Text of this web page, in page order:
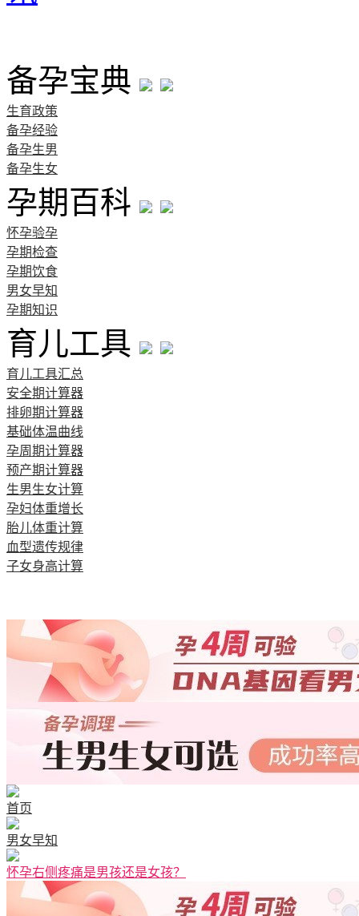
备孕宝典
生育政策
备孕经验
备孕生男
备孕生女
孕期百科
怀孕验孕
孕期检查
孕期饮食
男女早知
孕期知识
育儿工具
育儿工具汇总
安全期计算器
排卵期计算器
基础体温曲线
孕周期计算器
预产期计算器
生男生女计算
孕妇体重增长
胎儿体重计算
血型遗传规律
子女身高计算
首页
男女早知
怀孕右侧疼痛是男孩还是女孩？